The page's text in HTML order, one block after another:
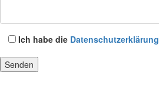
Ich habe die Datenschutzerklärung